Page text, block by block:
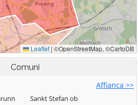
Comuni
Affianca >>
Sankt Stefan ob